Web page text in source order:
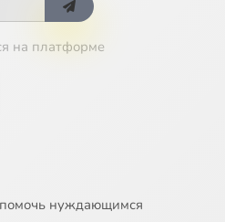
на платформе
нуждающимся